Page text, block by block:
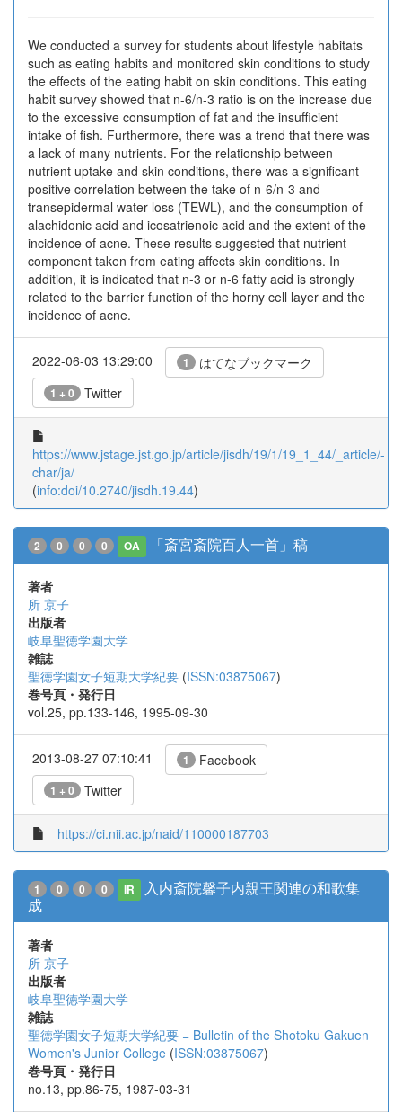
We conducted a survey for students about lifestyle habitats
such as eating habits and monitored skin conditions to study
the effects of the eating habit on skin conditions. This eating
habit survey showed that n-6/n-3 ratio is on the increase due
to the excessive consumption of fat and the insufficient
intake of fish. Furthermore, there was a trend that there was
a lack of many nutrients. For the relationship between
nutrient uptake and skin conditions, there was a significant
positive correlation between the take of n-6/n-3 and
transepidermal water loss (TEWL), and the consumption of
alachidonic acid and icosatrienoic acid and the extent of the
incidence of acne. These results suggested that nutrient
component taken from eating affects skin conditions. In
addition, it is indicated that n-3 or n-6 fatty acid is strongly
related to the barrier function of the horny cell layer and the
incidence of acne.
2022-06-03 13:29:00 1 はてなブックマーク
1 + 0 Twitter
https://www.jstage.jst.go.jp/article/jisdh/19/1/19_1_44/_article/-
char/ja/
(info:doi/10.2740/jisdh.19.44)
2 0 0 0 OA 「斎宮斎院百人一首」稿
著者
所 京子
出版者
岐阜聖徳学園大学
雑誌
聖徳学園女子短期大学紀要 (ISSN:03875067)
巻号頁・発行日
vol.25, pp.133-146, 1995-09-30
2013-08-27 07:10:41 1 Facebook
1 + 0 Twitter
https://ci.nii.ac.jp/naid/110000187703
1 0 0 0 IR
入内斎院馨子内親王関連の和歌集
成
著者
所 京子
出版者
岐阜聖徳学園大学
雑誌
聖徳学園女子短期大学紀要 = Bulletin of the Shotoku Gakuen
Women's Junior College (ISSN:03875067)
巻号頁・発行日
no.13, pp.86-75, 1987-03-31